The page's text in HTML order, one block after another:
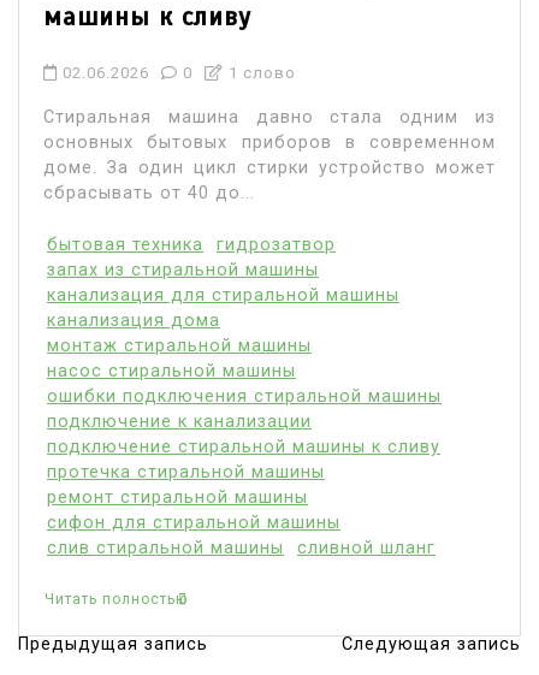
машины к сливу
02.06.2026 0 1 слово
Стиральная машина давно стала одним из
основных бытовых приборов в современном
доме. За один цикл стирки устройство может
сбрасывать от 40 до...
бытовая техника
гидрозатвор
запах из стиральной машины
канализация для стиральной машины
канализация дома
монтаж стиральной машины
насос стиральной машины
ошибки подключения стиральной машины
подключение к канализации
подключение стиральной машины к сливу
протечка стиральной машины
ремонт стиральной машины
сифон для стиральной машины
слив стиральной машины
сливной шланг
Читать полностью
Н
Предыдущая запись Следующая запись